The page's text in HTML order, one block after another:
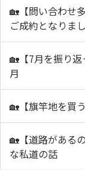
🏡【問い合わせ
ご成約となりま
🏡【7月を振り
月
🏡【旗竿地を買
🏡【道路がある
な私道の話